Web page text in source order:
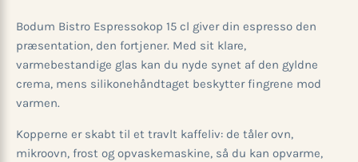
Bodum Bistro Espressokop 15 cl giver din espresso den
præsentation, den fortjener. Med sit klare,
varmebestandige glas kan du nyde synet af den gyldne
crema, mens silikonehåndtaget beskytter fingrene mod
varmen.
Kopperne er skabt til et travlt kaffeliv: de tåler ovn,
mikroovn, frost og opvaskemaskine, så du kan opvarme,